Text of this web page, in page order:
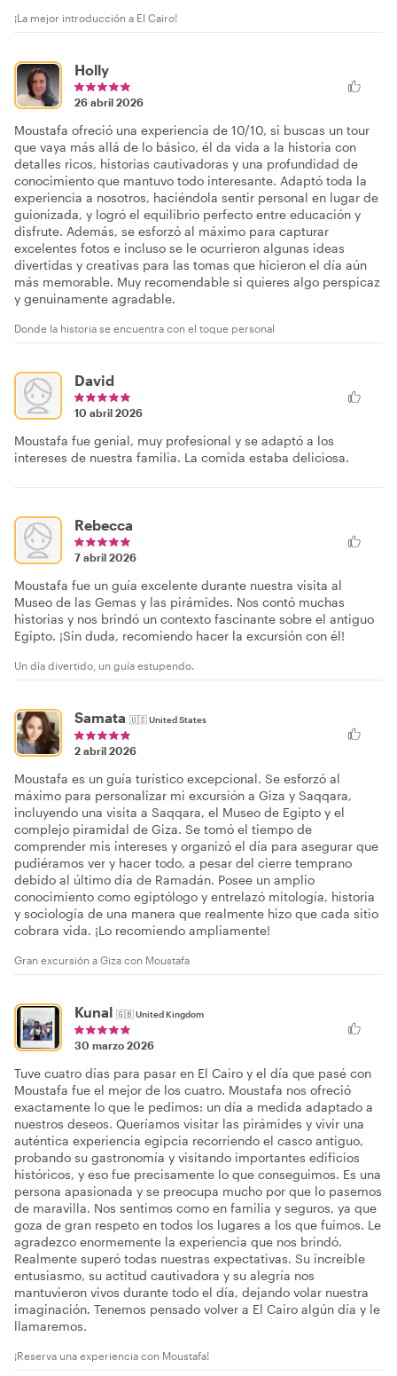
¡La mejor introducción a El Cairo!
Holly
26 abril 2026
Moustafa ofreció una experiencia de 10/10, si buscas un tour
que vaya más allá de lo básico, él da vida a la historia con
detalles ricos, historias cautivadoras y una profundidad de
conocimiento que mantuvo todo interesante. Adaptó toda la
experiencia a nosotros, haciéndola sentir personal en lugar de
guionizada, y logró el equilibrio perfecto entre educación y
disfrute. Además, se esforzó al máximo para capturar
excelentes fotos e incluso se le ocurrieron algunas ideas
divertidas y creativas para las tomas que hicieron el día aún
más memorable. Muy recomendable si quieres algo perspicaz
y genuinamente agradable.
Donde la historia se encuentra con el toque personal
David
10 abril 2026
Moustafa fue genial, muy profesional y se adaptó a los
intereses de nuestra familia. La comida estaba deliciosa.
Rebecca
7 abril 2026
Moustafa fue un guía excelente durante nuestra visita al
Museo de las Gemas y las pirámides. Nos contó muchas
historias y nos brindó un contexto fascinante sobre el antiguo
Egipto. ¡Sin duda, recomiendo hacer la excursión con él!
Un día divertido, un guía estupendo.
Samata 🇺🇸United States
2 abril 2026
Moustafa es un guía turístico excepcional. Se esforzó al
máximo para personalizar mi excursión a Giza y Saqqara,
incluyendo una visita a Saqqara, el Museo de Egipto y el
complejo piramidal de Giza. Se tomó el tiempo de
comprender mis intereses y organizó el día para asegurar que
pudiéramos ver y hacer todo, a pesar del cierre temprano
debido al último día de Ramadán. Posee un amplio
conocimiento como egiptólogo y entrelazó mitología, historia
y sociología de una manera que realmente hizo que cada sitio
cobrara vida. ¡Lo recomiendo ampliamente!
Gran excursión a Giza con Moustafa
Kunal 🇬🇧United Kingdom
30 marzo 2026
Tuve cuatro días para pasar en El Cairo y el día que pasé con
Moustafa fue el mejor de los cuatro. Moustafa nos ofreció
exactamente lo que le pedimos: un día a medida adaptado a
nuestros deseos. Queríamos visitar las pirámides y vivir una
auténtica experiencia egipcia recorriendo el casco antiguo,
probando su gastronomía y visitando importantes edificios
históricos, y eso fue precisamente lo que conseguimos. Es una
persona apasionada y se preocupa mucho por que lo pasemos
de maravilla. Nos sentimos como en familia y seguros, ya que
goza de gran respeto en todos los lugares a los que fuimos. Le
agradezco enormemente la experiencia que nos brindó.
Realmente superó todas nuestras expectativas. Su increíble
entusiasmo, su actitud cautivadora y su alegría nos
mantuvieron vivos durante todo el día, dejando volar nuestra
imaginación. Tenemos pensado volver a El Cairo algún día y le
llamaremos.
¡Reserva una experiencia con Moustafa!